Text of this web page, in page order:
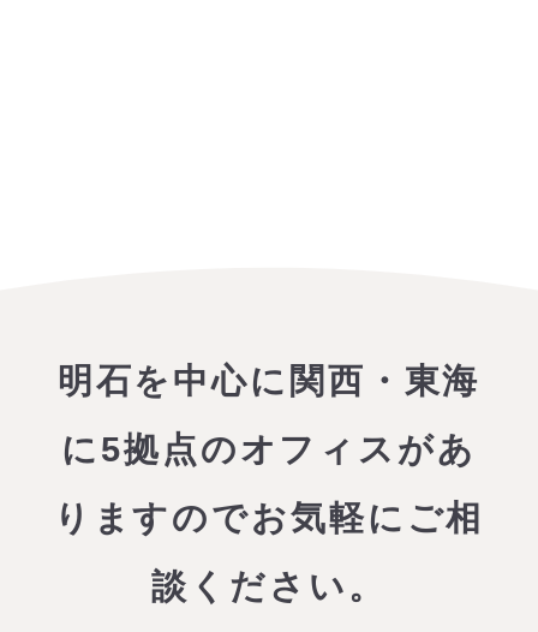
明石を中心に関西・東海
に5拠点のオフィスがあ
りますのでお気軽にご相
談ください。